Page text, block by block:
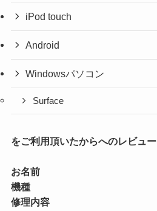
iPod touch
Android
Windowsパソコン
Surface
をご利用頂いたからへのレビュー
お名前
機種
修理内容